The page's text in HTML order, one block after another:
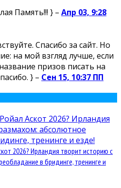
Память!!! } – Апр 03, 9:28
Спасибо за сайт. Но
на мой взгляд лучше, если
призов писать на
} – Сен 15, 10:37 ПП
2026? Ирландия творит историю с
в бридинге, тренинге и